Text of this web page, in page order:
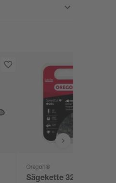
Oregon®
Sägekette 325", 1,3